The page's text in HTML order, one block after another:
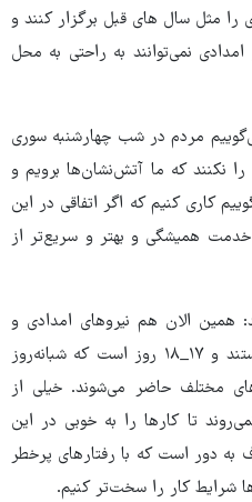
را مثل سال های قبل برگزار کنند و
نمی‌توانند به راحتی به محل
مردم در شب چهارشنبه سوری
نکنند که ما آتش‌نشان‌ها برویم و
کاری کنیم که اگر اتفاقی در این
خدمت همیشگی و بهتر و سریع‌تر از
همین الان هم نیروهای امدادی و
آتش‌نشانی خیلی خسته و فرسوده هستند و ۱۷_۱۸ روز است که شبانه‌روز
مختلف حاضر می‌شوند. خیلی از
تا کارها را به خوبی در این
به دور است که با رفتارهای پرخطر
شرایط کار را سخت‌تر کنیم.